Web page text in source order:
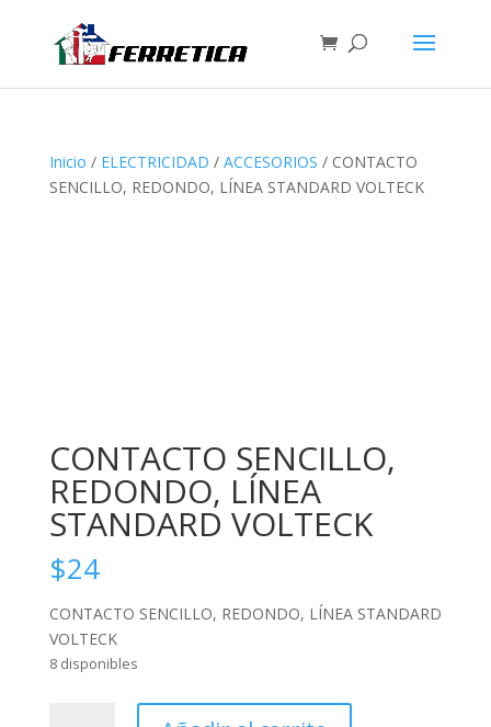
Inicio / ELECTRICIDAD / ACCESORIOS / CONTACTO
SENCILLO, REDONDO, LÍNEA STANDARD VOLTECK
CONTACTO SENCILLO,
REDONDO, LÍNEA
STANDARD VOLTECK
$24
CONTACTO SENCILLO, REDONDO, LÍNEA STANDARD
VOLTECK
8 disponibles